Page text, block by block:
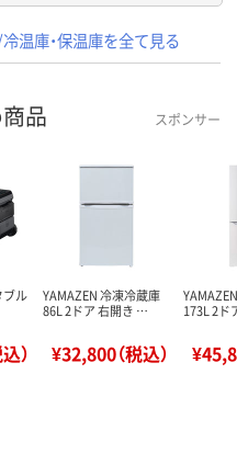
温庫・保温庫を全て見る
品 スポンサー
ブル
）
YAMAZEN 冷凍冷蔵庫
86L 2ドア 右開き …
¥32,800（税込）
173L 2